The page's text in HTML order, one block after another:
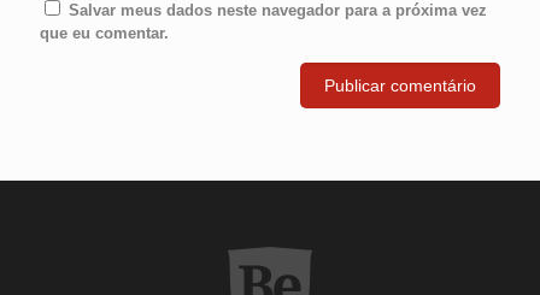
Salvar meus dados neste navegador para a próxima vez
que eu comentar.